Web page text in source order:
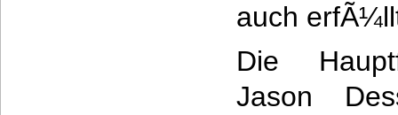
auch
Die
Jason